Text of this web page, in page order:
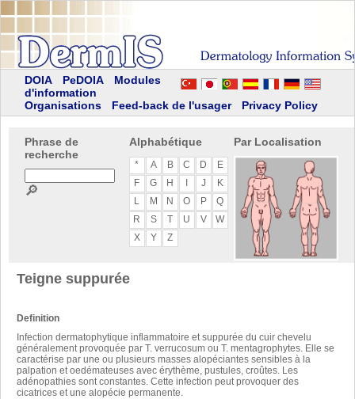
DOIA PeDOIA
Modules
d'information
Organisations
Feed-back de l'usager Privacy Policy
Phrase de
recherche
🔎
Alphabétique
* A B C D
E
F
G H J
K
L
M N O P
Q
R
S T U V
W
X
Y Z
Par Localisation
Teigne suppurée
Definition
Infection dermatophytique inflammatoire et suppurée du cuir chevelu
généralement provoquée par T. verrucosum ou T. mentagrophytes. Elle se
caractérise par une ou plusieurs masses alopéciantes sensibles à la
palpation et oedémateuses avec érythème, pustules, croûtes. Les
adénopathies sont constantes. Cette infection peut provoquer des
cicatrices et une alopécie permanente.